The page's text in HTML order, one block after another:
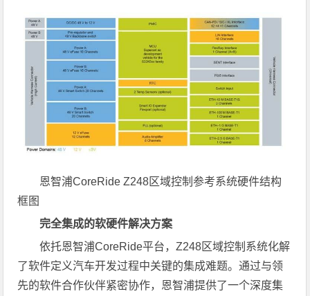
恩智浦CoreRide Z248区域控制参考系统硬件结构
框图
完全集成的软硬件解决方案
依托恩智浦CoreRide平台，Z248区域控制系统化解
了软件定义汽车开发过程中关键的集成难题。通过与领
先的软件合作伙伴紧密协作，恩智浦提供了一个深度集